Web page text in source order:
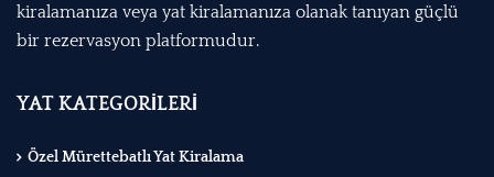
kiralamanıza veya yat kiralamanıza olanak tanıyan güçlü
bir rezervasyon platformudur.
YAT KATEGORİLERİ
Özel Mürettebatlı Yat Kiralama